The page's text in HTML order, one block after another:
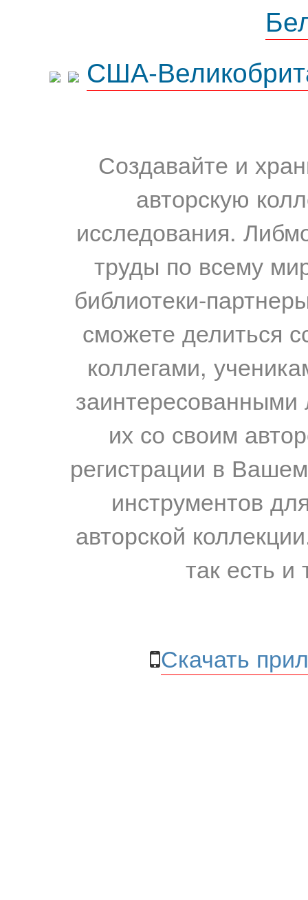
США-
Создавайте и
авторскую
исследования.
труды по всему
библиотеки-
сможете делиться
коллегами,
их со своим
регистрации в
инструментов
авторской
так есть и
Скачать